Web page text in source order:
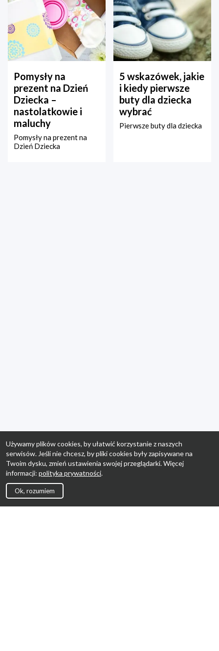
Pomysły na
prezent na Dzień
Dziecka –
nastolatkowie i
maluchy
Pomysły na prezent na
Dzień Dziecka
5 wskazówek, jakie
i kiedy pierwsze
buty dla dziecka
wybrać
Pierwsze buty dla dziecka
Używamy plików cookies, by ułatwić korzystanie z naszych
serwisów. Jeśli nie chcesz, by pliki cookies były zapisywane na
Twoim dysku, zmień ustawienia swojej przeglądarki. Więcej
informacji: polityka prywatności.
Ok, rozumiem